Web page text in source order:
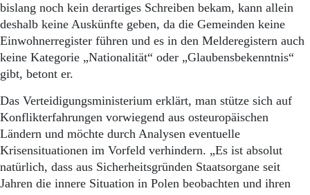
bislang noch kein derartiges Schreiben bekam, kann allein
deshalb keine Auskünfte geben, da die Gemeinden keine
Einwohnerregister führen und es in den Melderegistern auch
keine Kategorie „Nationalität“ oder „Glaubensbekenntnis“
gibt, betont er.
Das Verteidigungsministerium erklärt, man stütze sich auf
Konflikterfahrungen vorwiegend aus osteuropäischen
Ländern und möchte durch Analysen eventuelle
Krisensituationen im Vorfeld verhindern. „Es ist absolut
natürlich, dass aus Sicherheitsgründen Staatsorgane seit
Jahren die innere Situation in Polen beobachten und ihren